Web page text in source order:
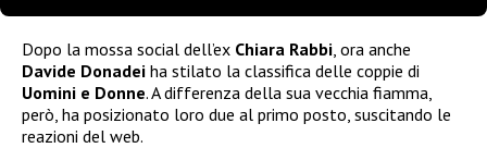
Dopo la mossa social dell’ex Chiara Rabbi , ora anche
Davide Donadei ha stilato la classifica delle coppie di
Uomini e Donne. A differenza della sua vecchia fiamma,
però, ha posizionato loro due al primo posto, suscitando le
reazioni del web.